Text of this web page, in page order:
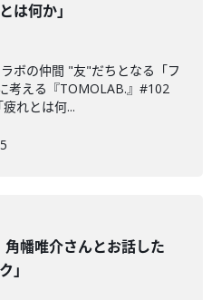
は何か」
ボの仲間 "友"だちとなる「フ
考える『TOMOLAB.』#102
れとは何...
幡唯介さんとお話した
」